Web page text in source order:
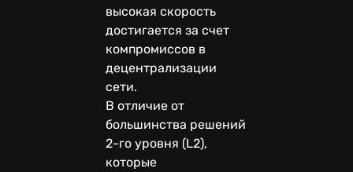
высокая скорость
достигается за счет
компромиссов в
децентрализации
сети.
В отличие от
большинства решений
2-го уровня (L2),
которые